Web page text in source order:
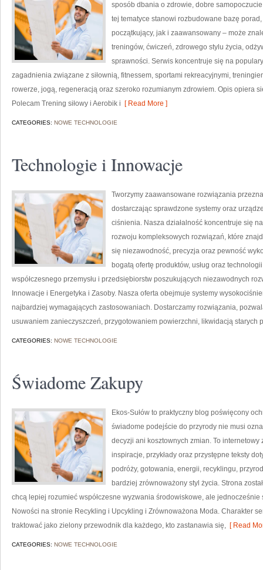
sposób dbania o zdrowie, dobre
tej tematyce stanowi rozbudowane bazę
początkujący, jak i zaawansowany – może
treningów, ćwiczeń, zdrowego stylu życia,
sprawności. Serwis koncentruje się na
zagadnienia związane z siłownią, fitnessem, sportami rekreacyjnymi,
rowerze, jogą, regeneracją oraz szeroko rozumianym zdrowiem. Opis opiera
Polecam Trening siłowy i Aerobik i [ Read More ]
CATEGORIES: NOWE TECHNOLOGIE
Technologie i Innowacje
Tworzymy zaawansowane rozwiązania
dostarczając sprawdzone systemy oraz
ciśnienia. Nasza działalność koncentruje się
rozwoju kompleksowych rozwiązań, które
się niezawodność, precyzja oraz pewność
bogatą ofertę produktów, usług oraz
współczesnego przemysłu i przedsiębiorstw poszukujących niezawodnych
Innowacje i Energetyka i Zasoby. Nasza oferta obejmuje systemy
najbardziej wymagających zastosowaniach. Dostarczamy rozwiązania,
usuwaniem zanieczyszczeń, przygotowaniem powierzchni, likwidacją starych
CATEGORIES: NOWE TECHNOLOGIE
Świadome Zakupy
Ekos-Sułów to praktyczny blog poświęcony
świadome podejście do przyrody nie musi
decyzji ani kosztownych zmian. To
inspiracje, przykłady oraz przystępne teksty
podróży, gotowania, energii, recyklingu,
bardziej zrównoważony styl życia. Strona
chcą lepiej rozumieć współczesne wyzwania środowiskowe, ale
Nowości na stronie Recykling i Upcykling i Zrównoważona Moda. Charakter
traktować jako zielony przewodnik dla każdego, kto zastanawia się, [ Read
CATEGORIES: NOWE TECHNOLOGIE